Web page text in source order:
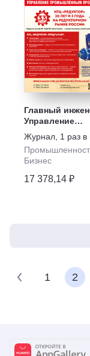
Главный
Управление
промышленным
Журнал 1 раз
Бизнес
17 378,14 ₽
1 2